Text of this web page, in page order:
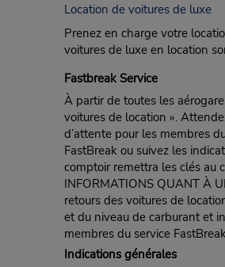
Location de voitures de luxe
Prenez en charge votre
voitures de luxe en location
Fastbreak Service
À partir de toutes les
voitures de location ».
d’attente pour les membres
FastBreak ou suivez les
comptoir remettra les clés au
INFORMATIONS QUANT À
retours des voitures de
et du niveau de carburant et
membres du service
Indications générales